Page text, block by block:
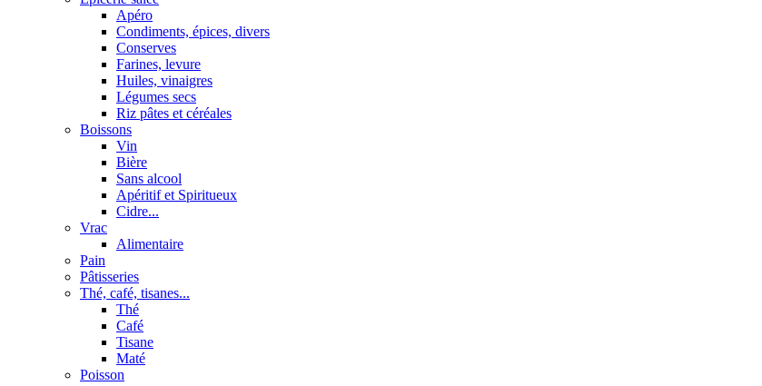
Apéro
Condiments, épices, divers
Conserves
Farines, levure
Huiles, vinaigres
Légumes secs
Riz pâtes et céréales
Boissons
Vin
Bière
Sans alcool
Apéritif et Spiritueux
Cidre...
Vrac
Alimentaire
Pain
Pâtisseries
Thé, café, tisanes...
Thé
Café
Tisane
Maté
Poisson